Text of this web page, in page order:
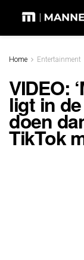
Home Entertainment
VIDEO:
ligt in
doen
TikTok